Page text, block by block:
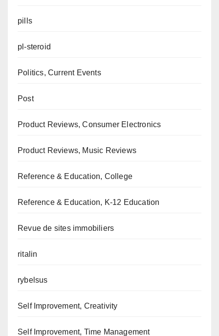
pills
pl-steroid
Politics, Current Events
Post
Product Reviews, Consumer Electronics
Product Reviews, Music Reviews
Reference & Education, College
Reference & Education, K-12 Education
Revue de sites immobiliers
ritalin
rybelsus
Self Improvement, Creativity
Self Improvement, Time Management